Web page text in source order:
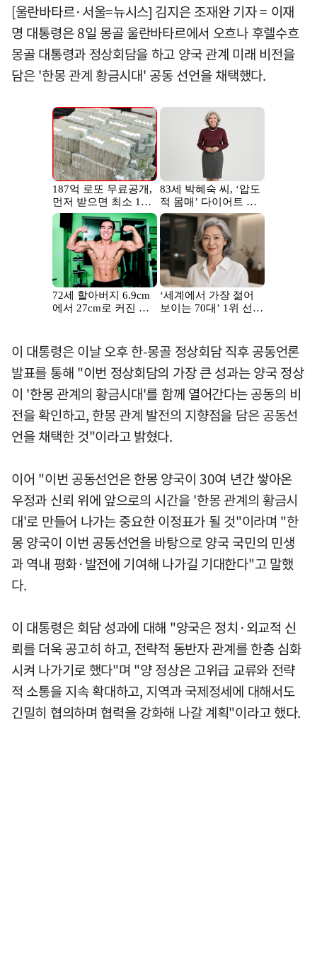
[울란바타르·서울=뉴시스] 김지은 조재완 기자 = 이재
명 대통령은 8일 몽골 울란바타르에서 오흐나 후렐수흐
몽골 대통령과 정상회담을 하고 양국 관계 미래 비전을
담은 '한몽 관계 황금시대' 공동 선언을 채택했다.
이 대통령은 이날 오후 한-몽골 정상회담 직후 공동언론
발표를 통해 "이번 정상회담의 가장 큰 성과는 양국 정상
이 '한몽 관계의 황금시대'를 함께 열어간다는 공동의 비
전을 확인하고, 한몽 관계 발전의 지향점을 담은 공동선
언을 채택한 것"이라고 밝혔다.
이어 "이번 공동선언은 한몽 양국이 30여 년간 쌓아온
우정과 신뢰 위에 앞으로의 시간을 '한몽 관계의 황금시
대'로 만들어 나가는 중요한 이정표가 될 것"이라며 "한
몽 양국이 이번 공동선언을 바탕으로 양국 국민의 민생
과 역내 평화·발전에 기여해 나가길 기대한다"고 말했
다.
이 대통령은 회담 성과에 대해 "양국은 정치·외교적 신
뢰를 더욱 공고히 하고, 전략적 동반자 관계를 한층 심화
시켜 나가기로 했다"며 "양 정상은 고위급 교류와 전략
적 소통을 지속 확대하고, 지역과 국제정세에 대해서도
긴밀히 협의하며 협력을 강화해 나갈 계획"이라고 했다.